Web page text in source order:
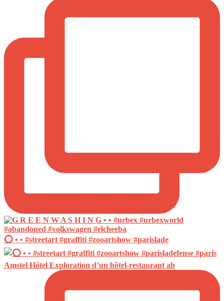
⭕️ • • #streetart #graffiti #zooartshow #parislade
Amstel Hôtel Exploration d’un hôtel-restaurant ab